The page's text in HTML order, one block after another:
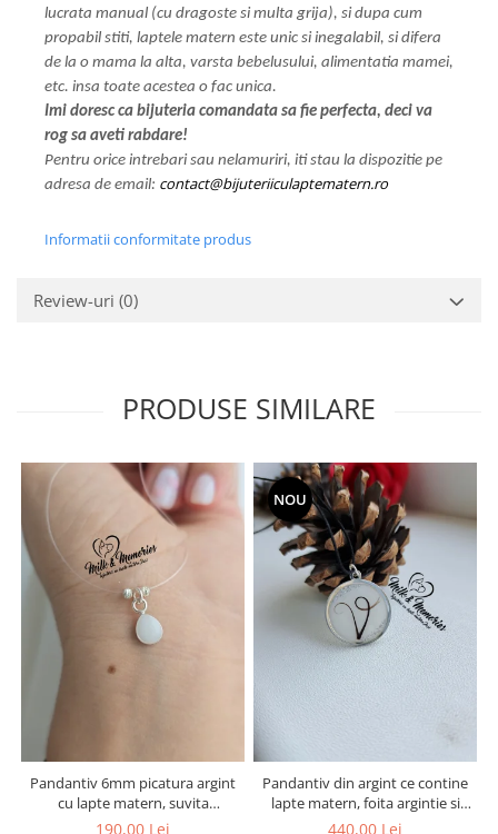
lucrata manual (cu dragoste si multa grija), si dupa cum
propabil stiti, laptele matern este unic si inegalabil, si difera
de la o mama la alta, varsta bebelusului, alimentatia mamei,
etc. insa toate acestea o fac unica.
Imi doresc ca bijuteria comandata sa fie perfecta, deci va
rog sa aveti rabdare!
Pentru orice intrebari sau nelamuriri, iti stau la dispozitie pe
adresa de email: contact@bijuteriiculaptematern.ro
Informatii conformitate produs
Review-uri (0)
PRODUSE SIMILARE
Pandantiv 6mm picatura argint
cu lapte matern, suvita
bebelusului si bucati din
190,00 Lei
NOU
Pandantiv din argint ce contine
lapte matern, foita argintie si
initiala din suvita bebelusului
440,00 Lei